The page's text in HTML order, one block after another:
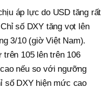
áp lực do USD tăng rất
số DXY tăng vọt lên
3/10 (giờ Việt Nam).
105 lên trên 106
nếu so với ngưỡng
số DXY hiện mức cao